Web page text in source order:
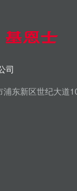
司
东新区世纪大道